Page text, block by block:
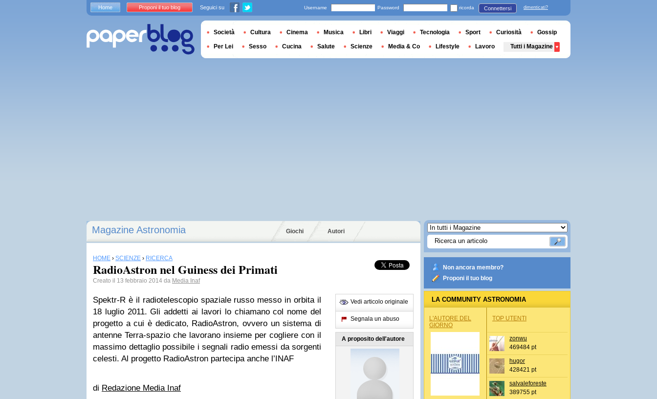
Magazine Astronomia Giochi Autori
HOME › SCIENZE › RICERCA
RadioAstron nel Guiness dei Primati
Creato il 13 febbraio 2014 da Media Inaf
Spektr-R è il radiotelescopio spaziale russo messo in orbita il
18 luglio 2011. Gli addetti ai lavori lo chiamano col nome del
progetto a cui è dedicato, RadioAstron, ovvero un sistema di
antenne Terra-spazio che lavorano insieme per cogliere con il
massimo dettaglio possibile i segnali radio emessi da sorgenti
celesti. Al progetto RadioAstron partecipa anche l’INAF
di Redazione Media Inaf
Vedi articolo originale
Segnala un abuso
A proposito dell'autore
Non ancora membro?
Proponi il tuo blog
LA COMMUNITY ASTRONOMIA
L'AUTORE DEL
GIORNO
TOP UTENTI
zonwu
469484 pt
hugor
428421 pt
salvaleforeste
389755 pt
Home Proponi il tuo blog Seguici su Username Password ricorda Connettersi dimenticati?
Società Cultura Cinema Musica Libri Viaggi Tecnologia Sport Curiosità Gossip
Per Lei Sesso Cucina Salute Scienze Media & Co Lifestyle Lavoro Tutti i Magazine